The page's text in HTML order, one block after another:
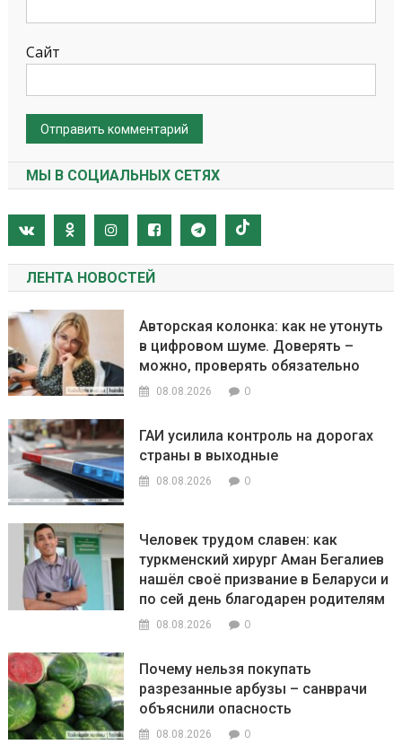
Сайт
МЫ В СОЦИАЛЬНЫХ СЕТЯХ
ЛЕНТА НОВОСТЕЙ
Авторская колонка: как не утонуть
в цифровом шуме. Доверять –
можно, проверять обязательно
08.08.2026 0
ГАИ усилила контроль на дорогах
страны в выходные
08.08.2026 0
Человек трудом славен: как
туркменский хирург Аман Бегалиев
нашёл своё призвание в Беларуси и
по сей день благодарен родителям
08.08.2026 0
Почему нельзя покупать
разрезанные арбузы – санврачи
объяснили опасность
08.08.2026 0